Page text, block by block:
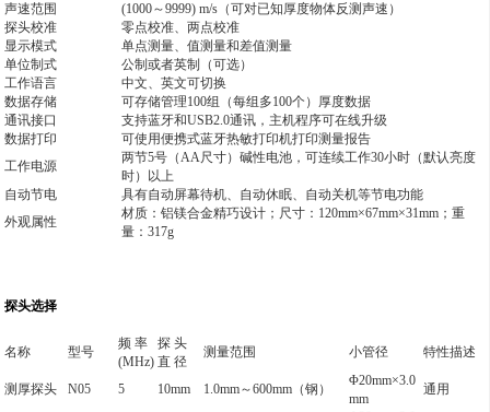
声速范围
(1000～9999) m/s（可对已知厚度物体反测声速）
探头校准
零点校准、两点校准
显示模式
单点测量、值测量和差值测量
单位制式
公制或者英制（可选）
工作语言
中文、英文可切换
数据存储
可存储管理100组（每组多100个）厚度数据
通讯接口
支持蓝牙和USB2.0通讯，主机程序可在线升级
数据打印
可使用便携式蓝牙热敏打印机打印测量报告
工作电源
两节5号（AA尺寸）碱性电池，可连续工作30小时（默认亮度
时）以上
自动节电
具有自动屏幕待机、自动休眠、自动关机等节电功能
外观属性
材质：铝镁合金精巧设计；尺寸：120mm×67mm×31mm；重
量：317g
探头选择
名称 型号
频 率
(MHz)
探 头
直 径
测量范围 小管径 特性描述
测厚探头 N05 5 10mm 1.0mm～600mm（钢）
Φ20mm×3.0
mm
通用